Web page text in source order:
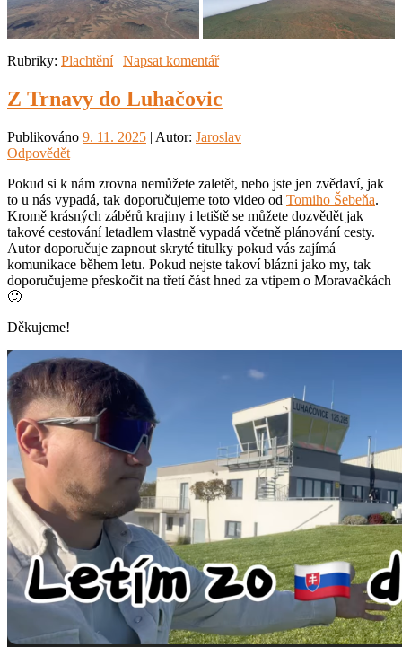
Rubriky: Plachtění Napsat komentář
Z Trnavy do Luhačovic
Publikováno 9. 11. 2025 | Autor: Jaroslav
Odpovědět
Pokud si k nám zrovna nemůžete zaletět, nebo jste jen zvědaví, jak
to u nás vypadá, tak doporučujeme toto video od Tomiho Šebeňa.
Kromě krásných záběrů krajiny i letiště se můžete dozvědět jak
takové cestování letadlem vlastně vypadá včetně plánování cesty.
Autor doporučuje zapnout skryté titulky pokud vás zajímá
komunikace během letu. Pokud nejste takoví blázni jako my, tak
doporučujeme přeskočit na třetí část hned za vtipem o Moravačkách
🙂
Děkujeme!